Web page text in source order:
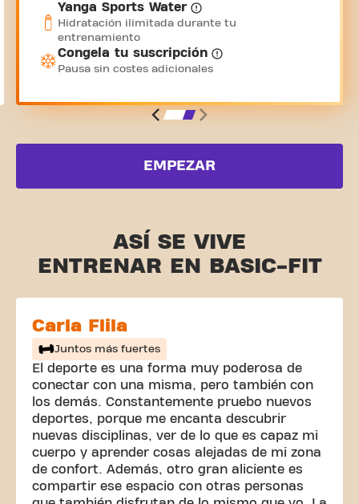
Yanga Sports Water
Hidratación ilimitada durante tu
entrenamiento
Congela tu suscripción
Pausa sin costes adicionales
EMPEZAR
ASÍ SE VIVE
ENTRENAR EN BASIC-FIT
Carla Flila
Juntos más fuertes
El deporte es una forma muy poderosa de
conectar con una misma, pero también con
los demás. Constantemente pruebo nuevos
deportes, porque me encanta descubrir
nuevas disciplinas, ver de lo que es capaz mi
cuerpo y aprender cosas alejadas de mi zona
de confort. Además, otro gran aliciente es
compartir ese espacio con otras personas